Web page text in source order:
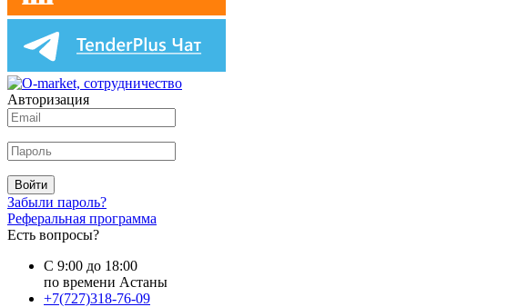
Авторизация
Войти
Забыли пароль?
Реферальная программа
Есть вопросы?
С 9:00 до 18:00
по времени Астаны
+7(727)318-76-09